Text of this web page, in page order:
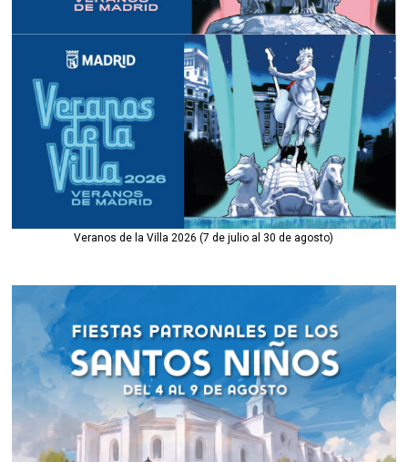
Veranos de la Villa 2026 (7 de julio al 30 de agosto)